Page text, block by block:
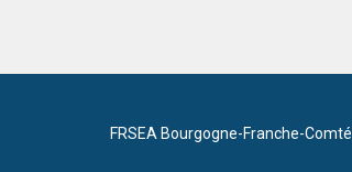
FRSEA Bourgogne-Franche-Comté